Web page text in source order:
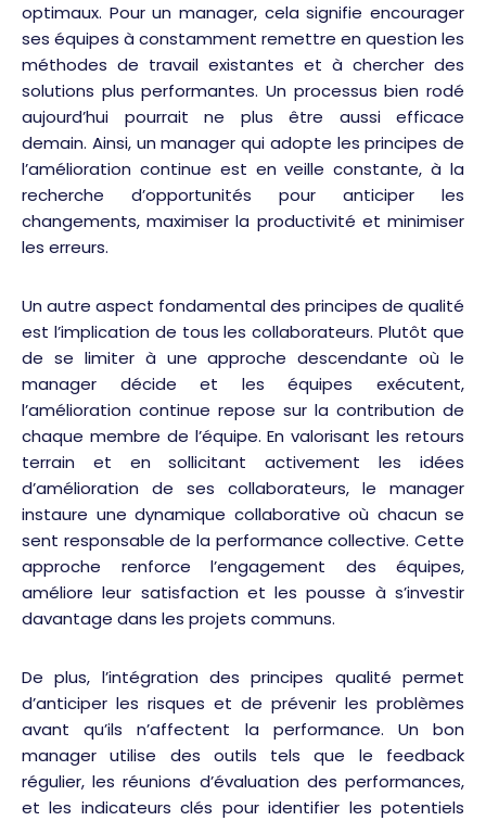
optimaux. Pour un manager, cela signifie encourager
ses équipes à constamment remettre en question les
méthodes de travail existantes et à chercher des
solutions plus performantes. Un processus bien rodé
aujourd’hui pourrait ne plus être aussi efficace
demain. Ainsi, un manager qui adopte les principes de
l’amélioration continue est en veille constante, à la
recherche d’opportunités pour anticiper les
changements, maximiser la productivité et minimiser
les erreurs.
Un autre aspect fondamental des principes de qualité
est l’implication de tous les collaborateurs. Plutôt que
de se limiter à une approche descendante où le
manager décide et les équipes exécutent,
l’amélioration continue repose sur la contribution de
chaque membre de l’équipe. En valorisant les retours
terrain et en sollicitant activement les idées
d’amélioration de ses collaborateurs, le manager
instaure une dynamique collaborative où chacun se
sent responsable de la performance collective. Cette
approche renforce l’engagement des équipes,
améliore leur satisfaction et les pousse à s’investir
davantage dans les projets communs.
De plus, l’intégration des principes qualité permet
d’anticiper les risques et de prévenir les problèmes
avant qu’ils n’affectent la performance. Un bon
manager utilise des outils tels que le feedback
régulier, les réunions d’évaluation des performances,
et les indicateurs clés pour identifier les potentiels